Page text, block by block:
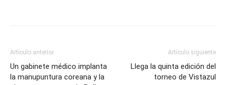
Artículo anterior
Un gabinete médico implanta
la manupuntura coreana y la
Artículo siguiente
Llega la quinta edición del
torneo de Vistazul